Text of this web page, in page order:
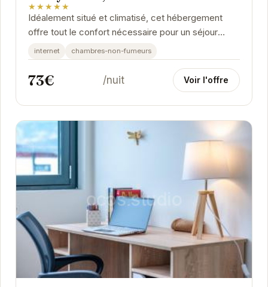
★★★★★
Idéalement situé et climatisé, cet hébergement
offre tout le confort nécessaire pour un séjour
réussi à Grenoble.
internet chambres-non-fumeurs
73€ /nuit Voir l'offre